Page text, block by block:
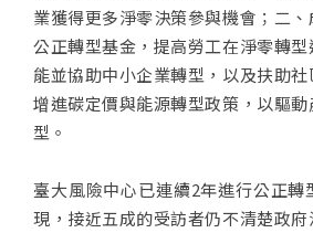
業獲得更多淨零決策參與機會；二
公正轉型基金，提高勞工在淨零轉
能並協助中小企業轉型，以及扶助社
增進碳定價與能源轉型政策，以驅
型。
臺大風險中心已連續2年進行公正轉
現，接近五成的受訪者仍不清楚政